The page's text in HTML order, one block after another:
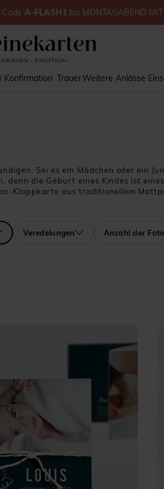
Konfirmation TrauerWeitere Anlässe
Sei es ein Mädchen oder ein
die Geburt eines Kindes ist
Klappkarte aus traditionellem
besonderen Effekt begeistert
Veredelungen Anzahl der
A-FLASH1 bis MONTAGABEND